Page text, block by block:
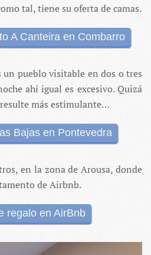
tal, tiene su oferta de camas.
A Canteira en Combarro
un pueblo visitable en dos o tres
ahí igual es excesivo. Quizá
más estimulante…
Bajas en Pontevedra
en la zona de Arousa, donde
de Airbnb.
regalo en AirBnb